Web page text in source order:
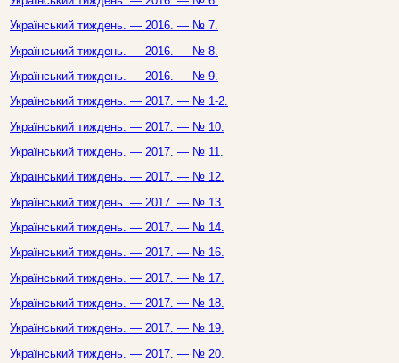
Український тиждень. — 2016. — № 7.
Український тиждень. — 2016. — № 8.
Український тиждень. — 2016. — № 9.
Український тиждень. — 2017. — № 1-2.
Український тиждень. — 2017. — № 10.
Український тиждень. — 2017. — № 11.
Український тиждень. — 2017. — № 12.
Український тиждень. — 2017. — № 13.
Український тиждень. — 2017. — № 14.
Український тиждень. — 2017. — № 16.
Український тиждень. — 2017. — № 17.
Український тиждень. — 2017. — № 18.
Український тиждень. — 2017. — № 19.
Український тиждень. — 2017. — № 20.